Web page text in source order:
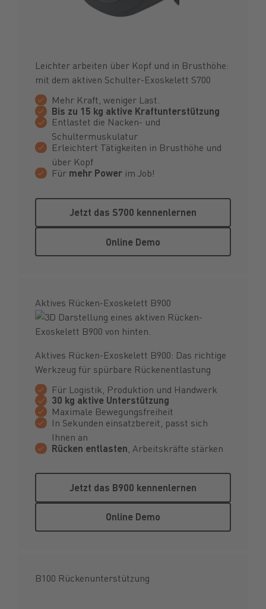
Leichter arbeiten über Kopf und in Brusthöhe:
mit dem aktiven Schulter-Exoskelett S700
Mehr Kraft, weniger Last.
Bis zu 15 kg aktive Kraftunterstützung
Entlastet die Nacken- und
Schultermuskulatur
Erleichtert Tätigkeiten in Brusthöhe und
über Kopf
Für mehr Powerim Job!
Jetzt das S700 kennenlernen
Jetzt das S700 kennenlernen
Online Demo
Aktives Rücken-Exoskelett B900
Aktives Rücken-Exoskelett B900: Das richtige
Werkzeug für spürbare Rückenentlastung
Für Logistik, Produktion und Handwerk
30 kg aktive Unterstützung
Maximale Bewegungsfreiheit
In Sekunden einsatzbereit, passt sich
Ihnen an
Rücken entlasten , Arbeitskräfte stärken
Jetzt das B900 kennenlernen
Jetzt das B900 kennenlernen
Online Demo
B100 Rückenunterstützung